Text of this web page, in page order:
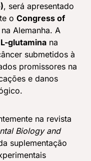
, será apresentado
o Congress of
Alemanha. A
L-glutamina na
submetidos à
promissores na
e danos
na revista
Biology and
suplementação